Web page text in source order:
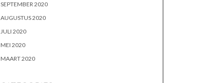
SEPTEMBER 2020
AUGUSTUS 2020
JULI 2020
MEI 2020
MAART 2020